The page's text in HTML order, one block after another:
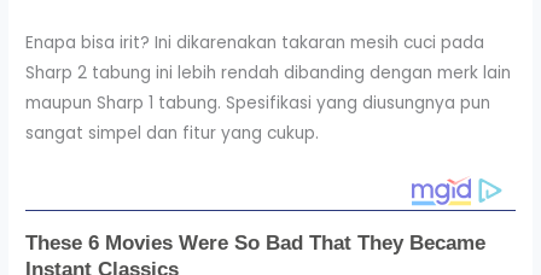
Enapa bisa irit? Ini dikarenakan takaran mesih cuci pada
Sharp 2 tabung ini lebih rendah dibanding dengan merk lain
maupun Sharp 1 tabung. Spesifikasi yang diusungnya pun
sangat simpel dan fitur yang cukup.